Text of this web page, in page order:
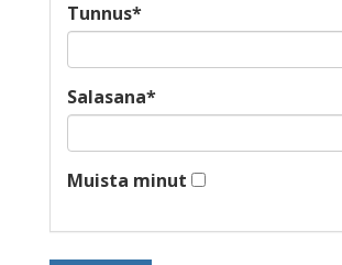
Tunnus*
Salasana*
Muista minut